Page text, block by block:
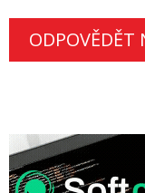
ODPOVĚDĚT